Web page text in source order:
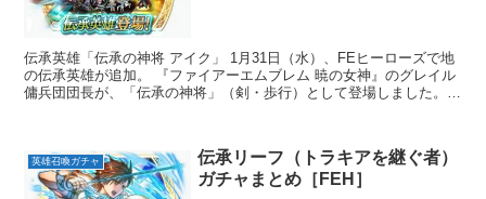
伝承英雄「伝承の神将 アイク」 1月31日（水）、FEヒーローズで地
の伝承英雄が追加。 『ファイアーエムブレム 暁の女神』のグレイル
傭兵団団長が、「伝承の神将」（剣・歩行）として登場しました。
英雄召喚ガチャ
伝承リーフ（トラキアを継ぐ者）
ガチャまとめ［FEH］